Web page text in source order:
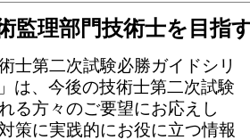
監理部門技術士を目指
士第二次試験必勝ガイドシリ
は、今後の技術士第二次試験
る方々のご要望にお応えし
策に実践的にお役に立つ情報